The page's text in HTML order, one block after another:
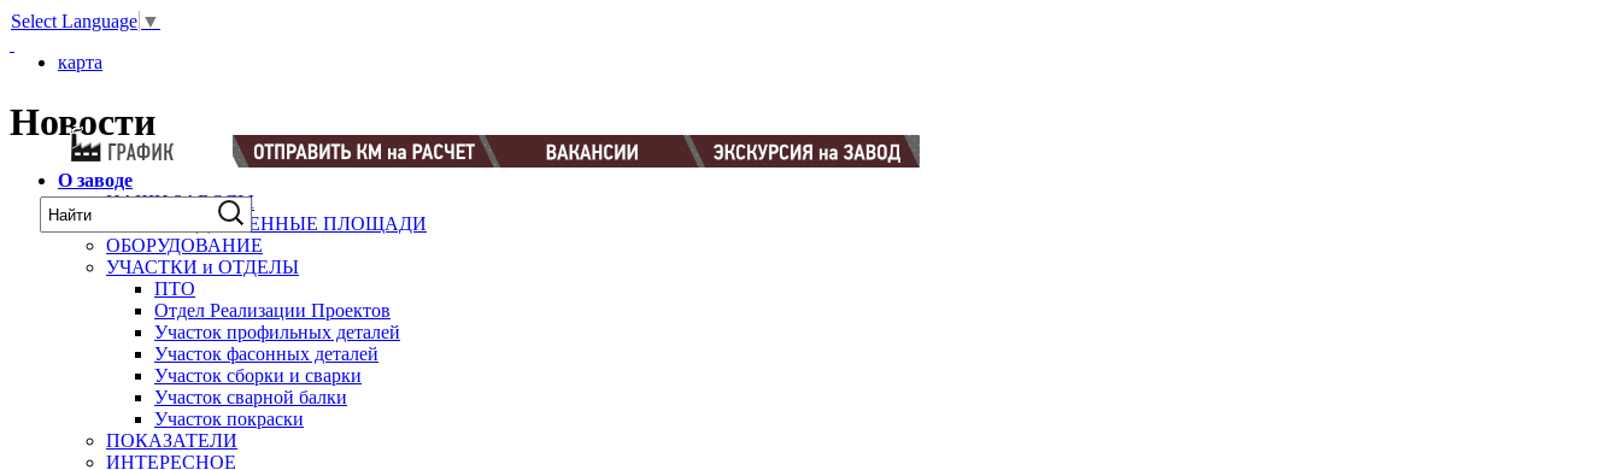
Select Language ▼
карта
Новости
О заводе
НАШИ ЗАВОДЫ
ПРОИЗВОДСТВЕННЫЕ ПЛОЩАДИ
ОБОРУДОВАНИЕ
УЧАСТКИ и ОТДЕЛЫ
ПТО
Отдел Реализации Проектов
Участок профильных деталей
Участок фасонных деталей
Участок сборки и сварки
Участок сварной балки
Участок покраски
ПОКАЗАТЕЛИ
ИНТЕРЕСНОЕ